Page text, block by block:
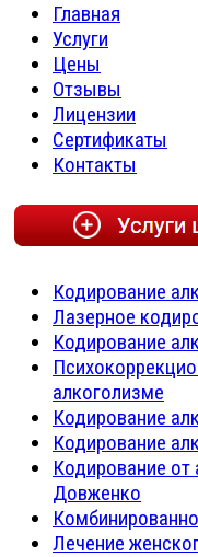
Главная
Услуги
Цены
Отзывы
Лицензии
Сертификаты
Контакты
Кодирование
Лазерное
Кодирование
алкоголизме
Кодирование
Кодирование
Кодирование
Довженко
Лечение